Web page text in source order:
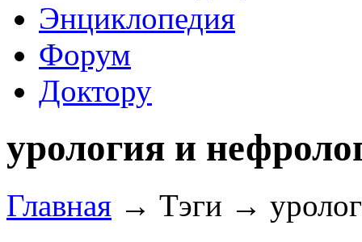
Энциклопедия
Форум
Доктору
урология и
Главная → Тэги →